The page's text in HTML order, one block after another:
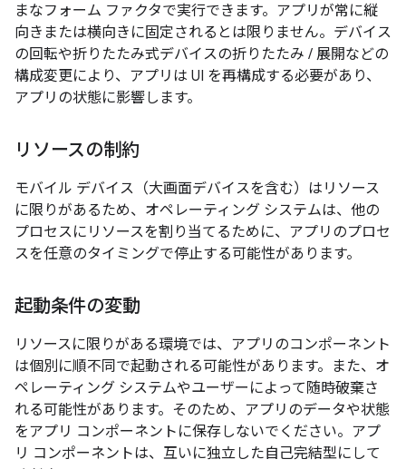
まなフォーム ファクタで実行できます。アプリが常に縦
向きまたは横向きに固定されるとは限りません。デバイス
の回転や折りたたみ式デバイスの折りたたみ / 展開などの
構成変更により、アプリは UI を再構成する必要があり、
アプリの状態に影響します。
リソースの制約
モバイル デバイス（大画面デバイスを含む）はリソース
に限りがあるため、オペレーティング システムは、他の
プロセスにリソースを割り当てるために、アプリのプロセ
スを任意のタイミングで停止する可能性があります。
起動条件の変動
リソースに限りがある環境では、アプリのコンポーネント
は個別に順不同で起動される可能性があります。また、オ
ペレーティング システムやユーザーによって随時破棄さ
れる可能性があります。そのため、アプリのデータや状態
をアプリ コンポーネントに保存しないでください。アプ
リ コンポーネントは、互いに独立した自己完結型にして